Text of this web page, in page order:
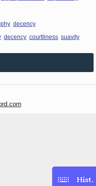
decency
decency courtliness suavity